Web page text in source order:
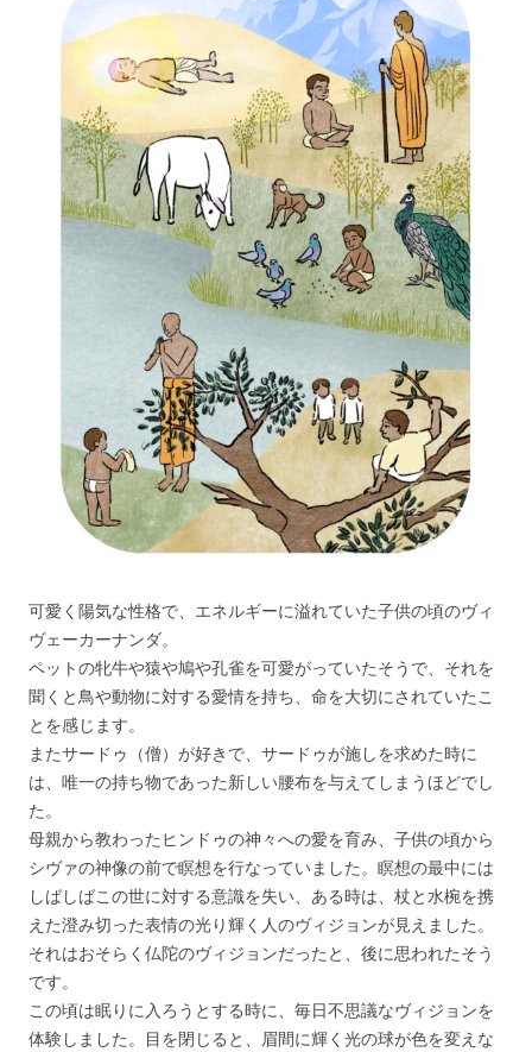
可愛く陽気な性格で、エネルギーに溢れていた子供の頃のヴィ
ヴェーカーナンダ。
ペットの牝牛や猿や鳩や孔雀を可愛がっていたそうで、それを
聞くと鳥や動物に対する愛情を持ち、命を大切にされていたこ
とを感じます。
またサードゥ（僧）が好きで、サードゥが施しを求めた時に
は、唯一の持ち物であった新しい腰布を与えてしまうほどでし
た。
母親から教わったヒンドゥの神々への愛を育み、子供の頃から
シヴァの神像の前で瞑想を行なっていました。瞑想の最中には
しばしばこの世に対する意識を失い、ある時は、杖と水椀を携
えた澄み切った表情の光り輝く人のヴィジョンが見えました。
それはおそらく仏陀のヴィジョンだったと、後に思われたそう
です。
この頃は眠りに入ろうとする時に、毎日不思議なヴィジョンを
体験しました。目を閉じると、眉間に輝く光の球が色を変えな